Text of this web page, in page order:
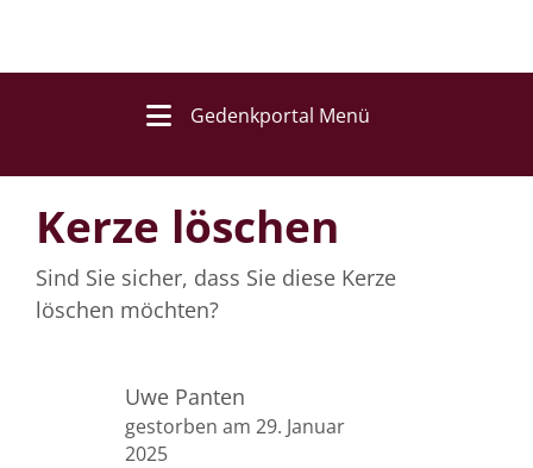
Gedenkportal Menü
Kerze löschen
Sind Sie sicher, dass Sie diese Kerze
löschen möchten?
Uwe Panten
gestorben am 29. Januar
2025